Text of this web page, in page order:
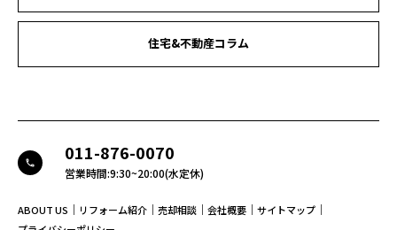
住宅&不動産コラム
call 011-876-0070
営業時間:9:30~20:00(水定休)
ABOUT US ｜ リフォーム紹介 ｜ 売却相談 ｜ 会社概要 ｜ サイトマップ ｜